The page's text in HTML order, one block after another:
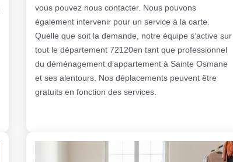
vous pouvez nous contacter. Nous pouvons
également intervenir pour un service à la carte.
Quelle que soit la demande, notre équipe s’active sur
tout le département 72120en tant que professionnel
du déménagement d’appartement à Sainte Osmane
et ses alentours. Nos déplacements peuvent être
gratuits en fonction des services.